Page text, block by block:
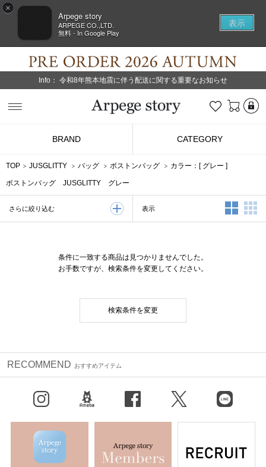
×
Arpege story
ARPEGE CO.,LTD.
無料 - In Google Play
表示
Info： 令和8年熊本地震に伴う配送に関する重要なお知らせ
お気に入り
BRAND CATEGORY
TOP JUSGLITTY バッグ ボストンバッグ カラー：[ グレー ]
ボストンバッグ JUSGLITTY グレー
さらに絞り込む 表示 2列表示
条件に一致する商品は見つかりませんでした。
お手数ですが、検索条件を変更してください。
検索条件を変更
RECOMMEND おすすめアイテム
X（旧Twitter） LINE